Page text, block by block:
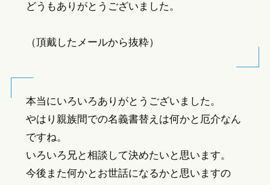
どうもありがとうございました。
（頂戴したメールから抜粋）
本当にいろいろありがとうございました。
やはり親族間での名義書替えは何かと厄介なん
ですね。
いろいろ兄と相談して決めたいと思います。
今後また何かとお世話になるかと思いますの